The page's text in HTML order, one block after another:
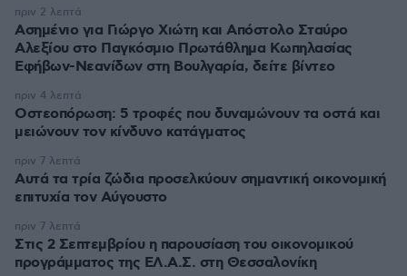
Ασημένιο για Γιώργο Χιώτη και Απόστολο Σταύρο
Αλεξίου στο Παγκόσμιο Πρωτάθλημα Κωπηλασίας
Εφήβων-Νεανίδων στη Βουλγαρία, δείτε βίντεο
πριν 2 λεπτά
Οστεοπόρωση: 5 τροφές που δυναμώνουν τα οστά και
μειώνουν τον κίνδυνο κατάγματος
πριν 4 λεπτά
Αυτά τα τρία ζώδια προσελκύουν σημαντική οικονομική
επιτυχία τον Αύγουστο
πριν 7 λεπτά
Στις 2 Σεπτεμβρίου η παρουσίαση του οικονομικού
προγράμματος της ΕΛ.Α.Σ. στη Θεσσαλονίκη
πριν 7 λεπτά